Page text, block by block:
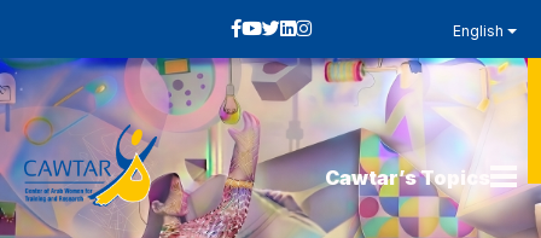
English
Cawtar’s Topics